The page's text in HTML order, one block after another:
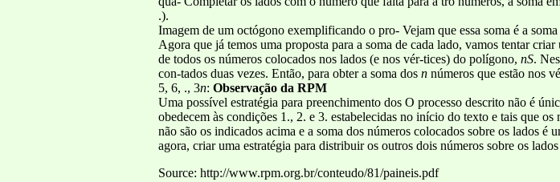
.).
Imagem de um octógono exemplificando o pro- Vejam que essa soma é a
Agora que já temos uma proposta para a soma de cada lado, vamos tentar
de todos os números colocados nos lados (e nos vér-tices) do polígono, nS.
con-tados duas vezes. Então, para obter a soma dos n números que estão nos
5, 6, ., 3n: Observação da RPM
Uma possível estratégia para preenchimento dos O processo descrito não é
obedecem às condições 1., 2. e 3. estabelecidas no início do texto e tais que os
não são os indicados acima e a soma dos números colocados sobre os lados é
agora, criar uma estratégia para distribuir os outros dois números sobre os
Source: http://www.rpm.org.br/conteudo/81/paineis.pdf